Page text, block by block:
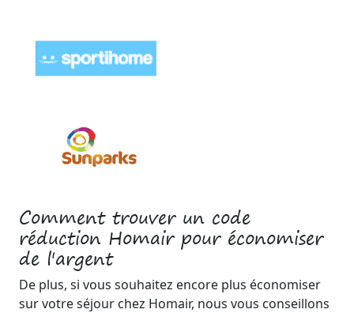
Comment trouver un code
réduction Homair pour économiser
de l'argent
De plus, si vous souhaitez encore plus économiser
sur votre séjour chez Homair, nous vous conseillons